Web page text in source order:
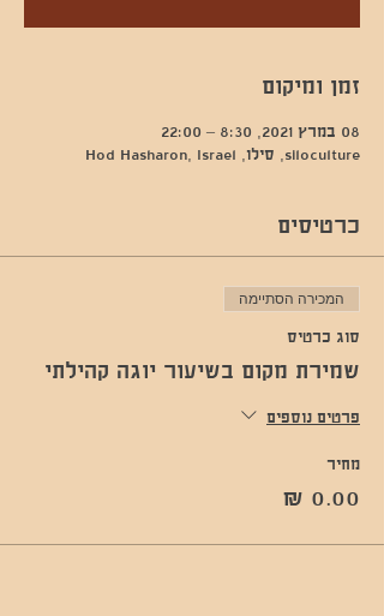
זמן ומיקום
08 במרץ 2021, 8:30 – 22:00
siloculture, סילו, Hod Hasharon, Israel
כרטיסים
המכירה הסתיימה
סוג כרטיס
שמירת מקום בשיעור יוגה קהילתי
פרטים נוספים
מחיר